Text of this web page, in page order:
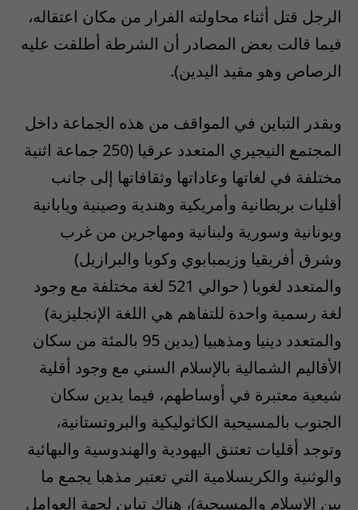
الرجل قتل أثناء محاولته الفرار من مكان اعتقاله،
فيما قالت بعض المصادر أن الشرطة أطلقت عليه
الرصاص وهو مقيد اليدين).
وبقدر التباين في المواقف من هذه الجماعة داخل
المجتمع النيجيري المتعدد عرقيا (250 جماعة اثنية
مختلفة في لغاتها وعاداتها وثقافاتها إلى جانب
أقليات بريطانية وأمريكية وهندية وصينية ويابانية
ويونانية وسورية ولبنانية ومهاجرين من غرب
وشرق أفريقيا وزيمبابوي وكوبا والبرازيل)
والمتعدد لغويا ( حوالي 521 لغة مختلفة مع وجود
لغة رسمية واحدة للتفاهم هي اللغة الإنجليزية)
والمتعدد دينيا ومذهبيا (يدين 95 بالمئة من سكان
الأقاليم الشمالية بالإسلام السني مع وجود أقلية
شيعية معتبرة في أوساطهم، فيما يدين سكان
الجنوب بالمسيحية الكاثوليكية والبروتستانية،
وتوجد أقليات تعتنق اليهودية والهندوسية والبهائية
والوثنية والكريسلامية التي تعتبر مذهبا يجمع ما
بين الإسلام والمسيحية)، هناك تباين لجهة العوامل